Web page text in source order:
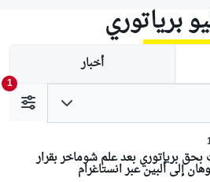
برياتوري
أخبار
1
بحق برياتوري بعد علم شوماخر بقرار
إلى ألبين عبر انستاغرام